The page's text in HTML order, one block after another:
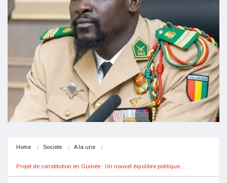
Home Societe A la une
Projet de constitution en Guinée : Un nouvel équilibre politique…